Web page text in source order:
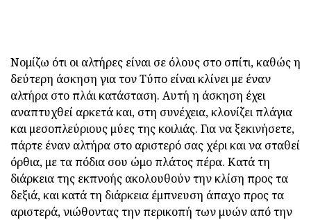
Νομίζω ότι οι αλτήρες είναι σε όλους στο σπίτι, καθώς η
δεύτερη άσκηση για τον Τύπο είναι κλίνει με έναν
αλτήρα στο πλάι κατάσταση. Αυτή η άσκηση έχει
αναπτυχθεί αρκετά και, στη συνέχεια, κλονίζει πλάγια
και μεσοπλεύριους μύες της κοιλιάς. Για να ξεκινήσετε,
πάρτε έναν αλτήρα στο αριστερό σας χέρι και να σταθεί
όρθια, με τα πόδια σου ώμο πλάτος πέρα. Κατά τη
διάρκεια της εκπνοής ακολουθούν την κλίση προς τα
δεξιά, και κατά τη διάρκεια έμπνευση άπαχο προς τα
αριστερά, νιώθοντας την περικοπή των μυών από την